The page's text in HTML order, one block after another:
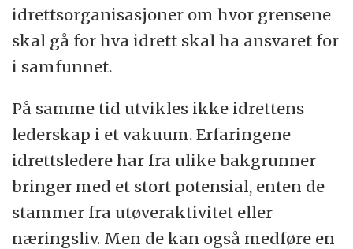
idrettsorganisasjoner om hvor grensene
skal gå for hva idrett skal ha ansvaret for
i samfunnet.
På samme tid utvikles ikke idrettens
lederskap i et vakuum. Erfaringene
idrettsledere har fra ulike bakgrunner
bringer med et stort potensial, enten de
stammer fra utøveraktivitet eller
næringsliv. Men de kan også medføre en